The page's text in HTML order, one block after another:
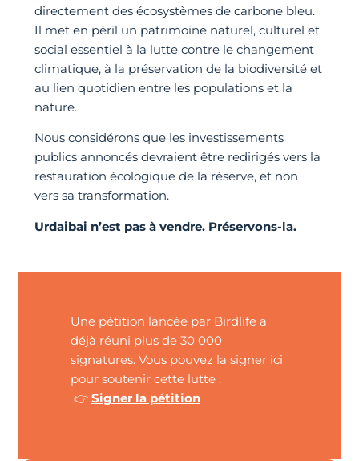
directement des écosystèmes de carbone bleu.
Il met en péril un patrimoine naturel, culturel et
social essentiel à la lutte contre le changement
climatique, à la préservation de la biodiversité et
au lien quotidien entre les populations et la
nature.
Nous considérons que les investissements
publics annoncés devraient être redirigés vers la
restauration écologique de la réserve, et non
vers sa transformation.
Urdaibai n’est pas à vendre. Préservons-la.
Une pétition lancée par Birdlife a
déjà réuni plus de 30 000
signatures. Vous pouvez la signer ici
pour soutenir cette lutte :
👉 Signer la pétition